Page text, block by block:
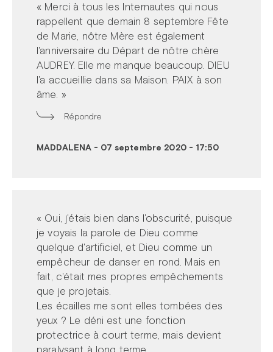
« Merci à tous les Internautes qui nous
rappellent que demain 8 septembre Fête
de Marie, nôtre Mère est également
l'anniversaire du Départ de nôtre chère
AUDREY. Elle me manque beaucoup. DIEU
l'a accueillie dans sa Maison. PAIX à son
âme. »
Répondre
MADDALENA - 07 septembre 2020 - 17:50
« Oui, j'étais bien dans l'obscurité, puisque
je voyais la parole de Dieu comme
quelque d'artificiel, et Dieu comme un
empêcheur de danser en rond. Mais en
fait, c'était mes propres empêchements
que je projetais.
Les écailles me sont elles tombées des
yeux ? Le déni est une fonction
protectrice à court terme, mais devient
paralysant à long terme.